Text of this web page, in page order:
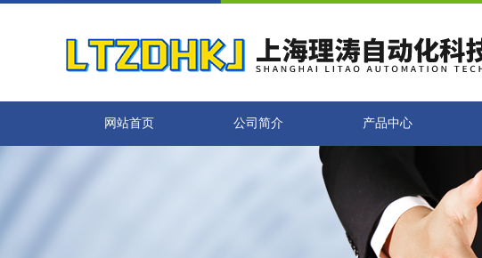
网站首页 公司简介 产品中心